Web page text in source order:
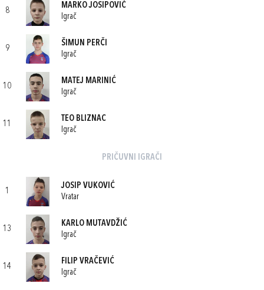
8
MARKO JOSIPOVIĆ
Igrač
9
ŠIMUN PERČI
Igrač
10
MATEJ MARINIĆ
Igrač
11
TEO BLIZNAC
Igrač
PRIČUVNI IGRAČI
1
JOSIP VUKOVIĆ
Vratar
13
KARLO MUTAVDŽIĆ
Igrač
14
FILIP VRAČEVIĆ
Igrač